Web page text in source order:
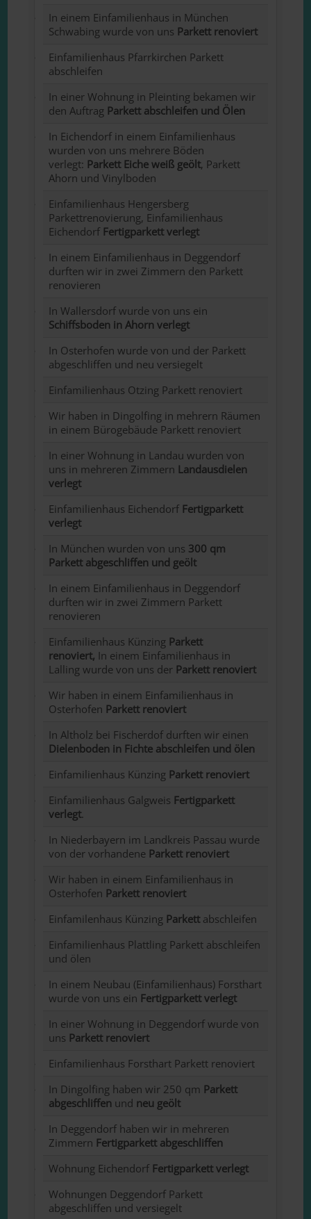
In einem Einfamilienhaus in München
Schwabing wurde von uns Parkett renoviert
Einfamilienhaus Pfarrkirchen Parkett
abschleifen
In einer Wohnung in Pleinting bekamen wir
den Auftrag Parkett abschleifen und Ölen
In Eichendorf in einem Einfamilienhaus
wurden von uns mehrere Böden
verlegt: Parkett Eiche weiß geölt, Parkett
Ahorn und Vinylboden
Einfamilienhaus Hengersberg
Parkettrenovierung, Einfamilienhaus
Eichendorf Fertigparkett verlegt
In einem Einfamilienhaus in Deggendorf
durften wir in zwei Zimmern den Parkett
renovieren
In Wallersdorf wurde von uns ein
Schiffsboden in Ahorn verlegt
In Osterhofen wurde von und der Parkett
abgeschliffen und neu versiegelt
Einfamilienhaus Otzing Parkett renoviert
Wir haben in Dingolfing in mehrern Räumen
in einem Bürogebäude Parkett renoviert
In einer Wohnung in Landau wurden von
uns in mehreren Zimmern Landausdielen
verlegt
Einfamilienhaus Eichendorf Fertigparkett
verlegt
In München wurden von uns 300 qm
Parkett abgeschliffen und geölt
In einem Einfamilienhaus in Deggendorf
durften wir in zwei Zimmern Parkett
renovieren
Einfamilienhaus Künzing Parkett
renoviert, In einem Einfamilienhaus in
Lalling wurde von uns der Parkett renoviert
Wir haben in einem Einfamilienhaus in
Osterhofen Parkett renoviert
In Altholz bei Fischerdof durften wir einen
Dielenboden in Fichte abschleifen und ölen
Einfamilienhaus Künzing Parkett renoviert
Einfamilienhaus Galgweis Fertigparkett
verlegt.
In Niederbayern im Landkreis Passau wurde
von der vorhandene Parkett renoviert
Wir haben in einem Einfamilienhaus in
Osterhofen Parkett renoviert
Einfamilenhaus Künzing Parkettabschleifen
Einfamilienhaus Plattling Parkett abschleifen
und ölen
In einem Neubau (Einfamilienhaus) Forsthart
wurde von uns ein Fertigparkett verlegt
In einer Wohnung in Deggendorf wurde von
uns Parkett renoviert
Einfamilienhaus Forsthart Parkett renoviert
In Dingolfing haben wir 250 qm Parkett
abgeschliffen und neu geölt
In Deggendorf haben wir in mehreren
Zimmern Fertigparkett abgeschliffen
Wohnung Eichendorf Fertigparkett verlegt
Wohnungen Deggendorf Parkett
abgeschliffen und versiegelt